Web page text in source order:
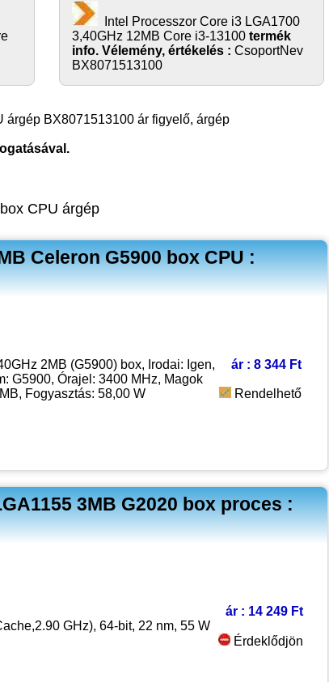
Intel Processzor Core i3 LGA1700
3,40GHz 12MB Core i3-13100 termék
info. Vélemény, értékelés : CsoportNev
BX8071513100
árgép BX8071513100 ár figyelő, árgép
CPU árgép
Celeron G5900 box CPU :
2MB (G5900) box, Irodai: Igen,
G5900, Órajel: 3400 MHz, Magok
Fogyasztás: 58,00 W
ár : 8 344 Ft
Rendelhető
3MB G2020 box proces :
GHz), 64-bit, 22 nm, 55 W
ár : 14 249 Ft
Érdeklődjön